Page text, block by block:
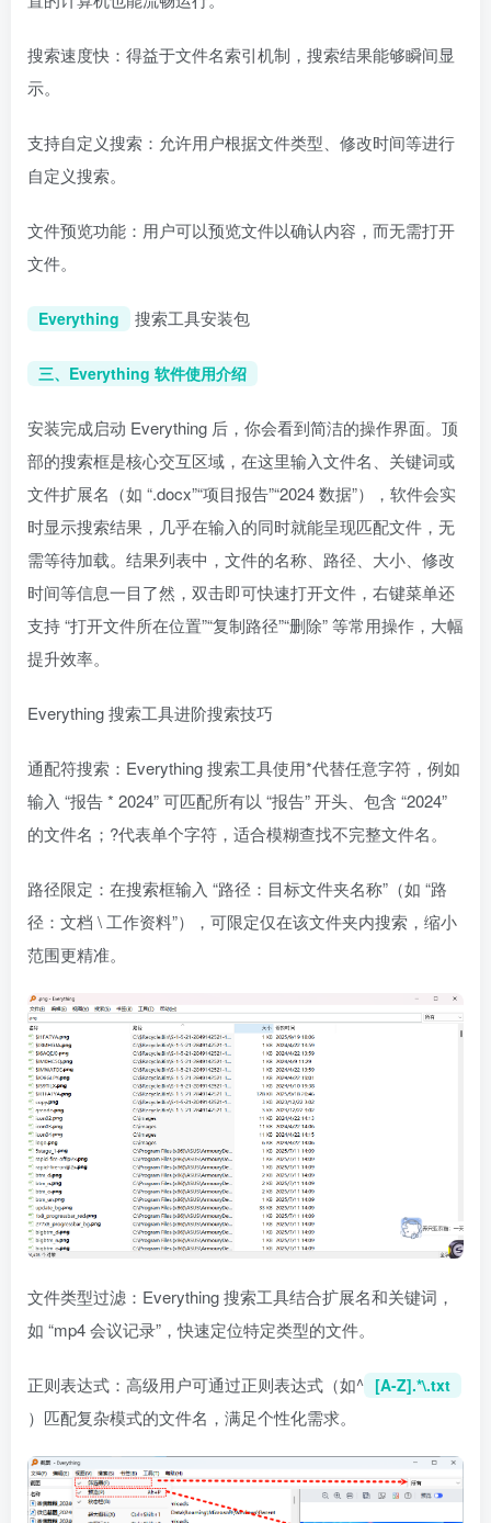
搜索速度快：得益于文件名索引机制，搜索结果能够瞬间显
示。
支持自定义搜索：允许用户根据文件类型、修改时间等进行
自定义搜索。
文件预览功能：用户可以预览文件以确认内容，而无需打开
文件。
Everything 搜索工具安装包
三、Everything 软件使用介绍
安装完成启动 Everything 后，你会看到简洁的操作界面。顶
部的搜索框是核心交互区域，在这里输入文件名、关键词或
文件扩展名（如 “.docx”“项目报告”“2024 数据”），软件会实
时显示搜索结果，几乎在输入的同时就能呈现匹配文件，无
需等待加载。结果列表中，文件的名称、路径、大小、修改
时间等信息一目了然，双击即可快速打开文件，右键菜单还
支持 “打开文件所在位置”“复制路径”“删除” 等常用操作，大幅
提升效率。
Everything 搜索工具进阶搜索技巧
通配符搜索：Everything 搜索工具使用*代替任意字符，例如
输入 “报告 * 2024” 可匹配所有以 “报告” 开头、包含 “2024”
的文件名；?代表单个字符，适合模糊查找不完整文件名。
路径限定：在搜索框输入 “路径：目标文件夹名称”（如 “路
径：文档 \ 工作资料”），可限定仅在该文件夹内搜索，缩小
范围更精准。
文件类型过滤：Everything 搜索工具结合扩展名和关键词，
如 “mp4 会议记录”，快速定位特定类型的文件。
正则表达式：高级用户可通过正则表达式（如^ [A-Z].*\.txt
）匹配复杂模式的文件名，满足个性化需求。